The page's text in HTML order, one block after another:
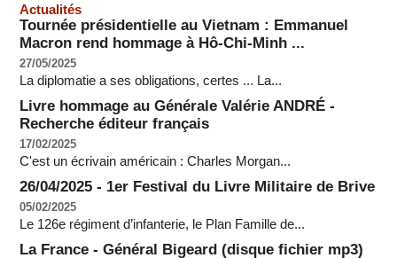
Actualités
Tournée présidentielle au Vietnam : Emmanuel
Macron rend hommage à Hô-Chi-Minh ...
27/05/2025
La diplomatie a ses obligations, certes ... La...
Livre hommage au Générale Valérie ANDRÉ -
Recherche éditeur français
17/02/2025
C'est un écrivain américain : Charles Morgan...
26/04/2025 - 1er Festival du Livre Militaire de Brive
05/02/2025
Le 126e régiment d’infanterie, le Plan Famille de...
La France - Général Bigeard (disque fichier mp3)